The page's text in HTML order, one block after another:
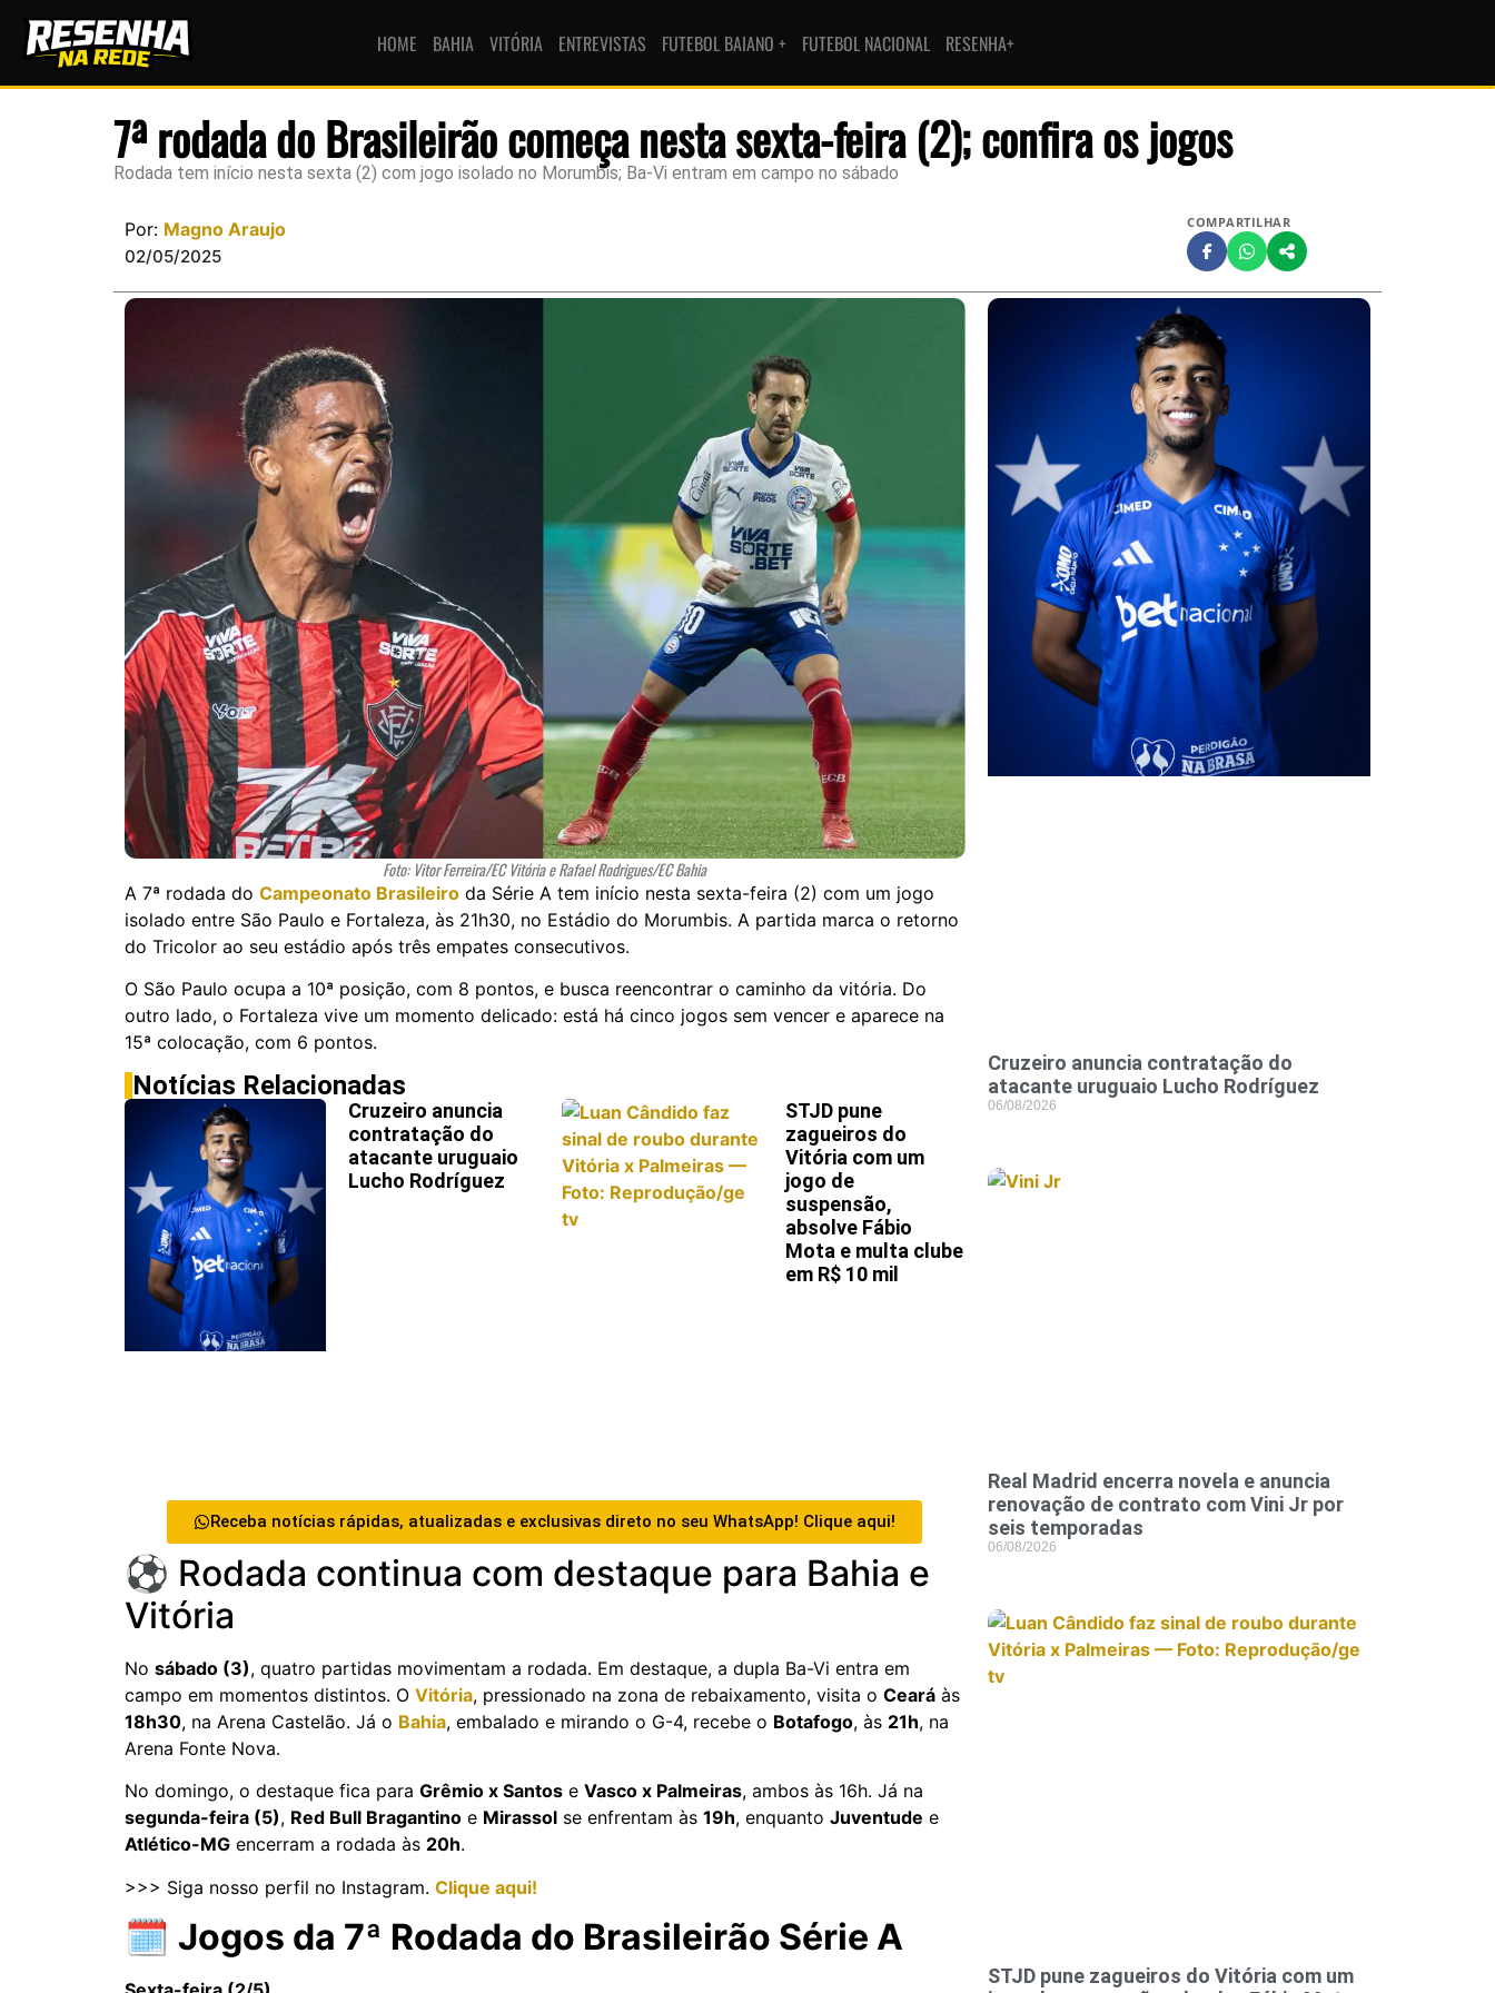
HOME BAHIA VITÓRIA ENTREVISTAS FUTEBOL BAIANO + FUTEBOL NACIONAL RESENHA+
7ª rodada do Brasileirão começa nesta sexta-feira (2); confira os jogos
Rodada tem início nesta sexta (2) com jogo isolado no Morumbis; Ba-Vi entram em campo no sábado
Por: Magno Araujo
02/05/2025
COMPARTILHAR
Foto: Vitor Ferreira/EC Vitória e Rafael Rodrigues/EC Bahia
A 7ª rodada do Campeonato Brasileiro da Série A tem início nesta sexta-feira (2) com um jogo
isolado entre São Paulo e Fortaleza, às 21h30, no Estádio do Morumbis. A partida marca o retorno
do Tricolor ao seu estádio após três empates consecutivos.
O São Paulo ocupa a 10ª posição, com 8 pontos, e busca reencontrar o caminho da vitória. Do
outro lado, o Fortaleza vive um momento delicado: está há cinco jogos sem vencer e aparece na
15ª colocação, com 6 pontos.
Notícias Relacionadas
Cruzeiro anuncia
contratação do
atacante uruguaio
Lucho Rodríguez
STJD pune
zagueiros do
Vitória com um
jogo de
suspensão,
absolve Fábio
Mota e multa clube
em R$ 10 mil
Receba notícias rápidas, atualizadas e exclusivas direto no seu WhatsApp! Clique aqui!
⚽ Rodada continua com destaque para Bahia e
Vitória
No sábado (3), quatro partidas movimentam a rodada. Em destaque, a dupla Ba-Vi entra em
campo em momentos distintos. O Vitória, pressionado na zona de rebaixamento, visita o Ceará às
18h30, na Arena Castelão. Já o Bahia, embalado e mirando o G-4, recebe o Botafogo, às 21h, na
Arena Fonte Nova.
No domingo, o destaque fica para Grêmio x Santos e Vasco x Palmeiras, ambos às 16h. Já na
segunda-feira (5), Red Bull Bragantino e Mirassol se enfrentam às 19h, enquanto Juventude e
Atlético-MG encerram a rodada às 20h.
>>> Siga nosso perfil no Instagram. Clique aqui!
🗓️ Jogos da 7ª Rodada do Brasileirão Série A
Cruzeiro anuncia contratação do
atacante uruguaio Lucho Rodríguez
06/08/2026
Real Madrid encerra novela e anuncia
renovação de contrato com Vini Jr por
seis temporadas
06/08/2026
STJD pune zagueiros do Vitória com um